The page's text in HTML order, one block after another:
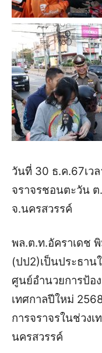
วันที่ 30 ธ.ค.67เว
จราจรชอนตะวัน ต
จ.นครสวรรค์
พล.ต.ท.อัคราเดช
(ปป2)เป็นประธาน
ศูนย์อำนวยการป้อ
เทศกาลปีใหม่
การจราจรในช่วง
นครสวรรค์